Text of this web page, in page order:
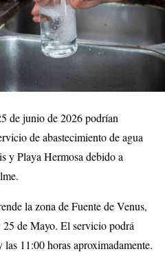
de junio de 2026 podrían
de abastecimiento de agua
y Playa Hermosa debido a
la zona de Fuente de Venus,
de Mayo. El servicio podrá
las 11:00 horas aproximadamente.